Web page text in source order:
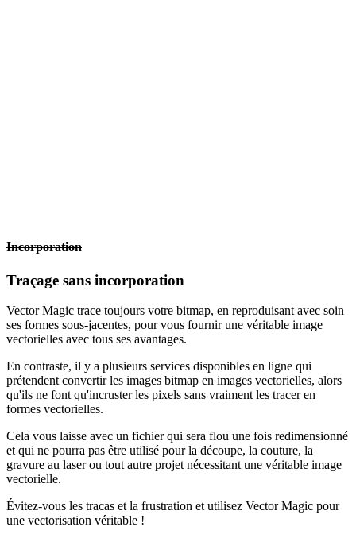
Incorporation
Traçage sans incorporation
Vector Magic trace toujours votre bitmap, en reproduisant avec soin
ses formes sous-jacentes, pour vous fournir une véritable image
vectorielles avec tous ses avantages.
En contraste, il y a plusieurs services disponibles en ligne qui
prétendent convertir les images bitmap en images vectorielles, alors
qu'ils ne font qu'incruster les pixels sans vraiment les tracer en
formes vectorielles.
Cela vous laisse avec un fichier qui sera flou une fois redimensionné
et qui ne pourra pas être utilisé pour la découpe, la couture, la
gravure au laser ou tout autre projet nécessitant une véritable image
vectorielle.
Évitez-vous les tracas et la frustration et utilisez Vector Magic pour
une vectorisation véritable !